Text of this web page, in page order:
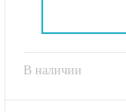
В наличии